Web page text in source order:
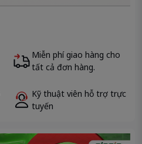
Miễn phí giao hàng cho
tất cả đơn hàng.
Kỹ thuật viên hỗ trợ trực
tuyến
Sao chép